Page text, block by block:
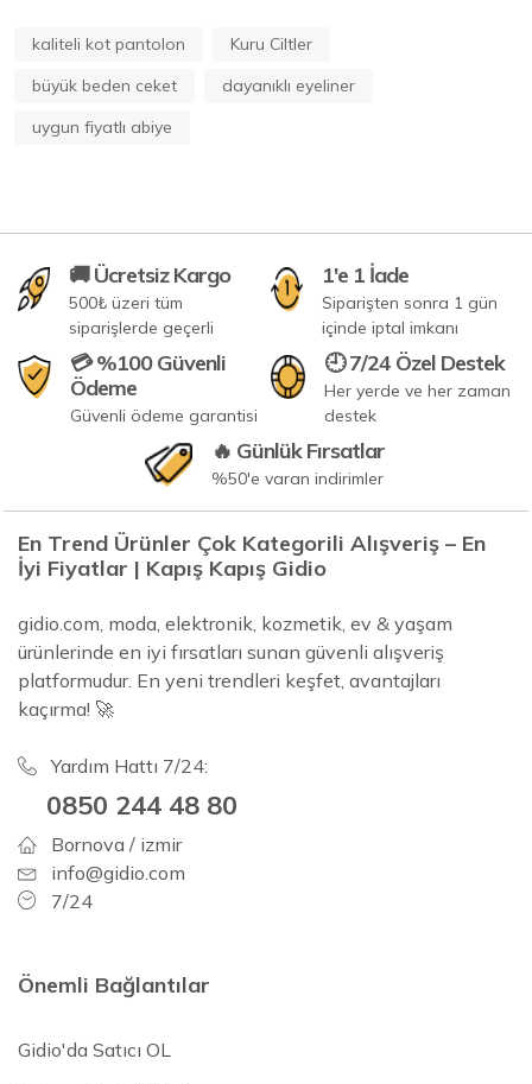
kaliteli kot pantolon
Kuru Ciltler
büyük beden ceket
dayanıklı eyeliner
uygun fiyatlı abiye
🚚 Ücretsiz Kargo
500₺ üzeri tüm
siparişlerde geçerli
1'e 1 İade
Siparişten sonra 1 gün
içinde iptal imkanı
💳 %100 Güvenli
Ödeme
Güvenli ödeme garantisi
🕘 7/24 Özel Destek
Her yerde ve her zaman
destek
🔥 Günlük Fırsatlar
%50'e varan indirimler
En Trend Ürünler Çok Kategorili Alışveriş – En
İyi Fiyatlar | Kapış Kapış Gidio
gidio.com, moda, elektronik, kozmetik, ev & yaşam
ürünlerinde en iyi fırsatları sunan güvenli alışveriş
platformudur. En yeni trendleri keşfet, avantajları
kaçırma! 🚀
Yardım Hattı 7/24:
0850 244 48 80
Bornova / izmir
info@gidio.com
7/24
Önemli Bağlantılar
Gidio'da Satıcı OL